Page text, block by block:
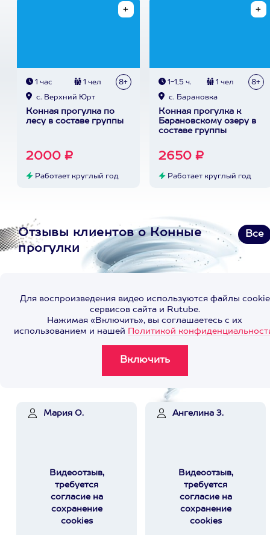
1 час 1 чел 8+
с. Верхний Юрт
Конная прогулка по
лесу в составе группы
2000 ₽
Работает круглый год
1-1,5 ч. 1 чел 8+
с. Барановка
Конная прогулка к
Барановскому озеру в
составе группы
2650 ₽
Работает круглый год
Отзывы клиентов о Конные
прогулки
Все
Для воспроизведения видео используются файлы cookie
сервисов сайта и Rutube.
Нажимая «Включить», вы соглашаетесь с их
использованием и нашей Политикой
Мария О.
Видеоотзыв,
требуется
согласие на
сохранение
cookies
Ангелина З.
Видеоотзыв,
требуется
согласие на
сохранение
cookies